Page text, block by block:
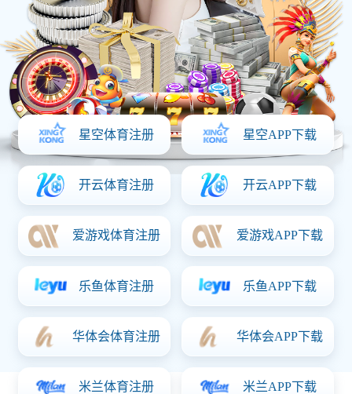
液晶显示器驱动板几种常见故障
2025.09.24
液晶显示器驱动板几种常见故障：
1：开机后初始化液晶显示器的开机设置画面。
2：检测输入视频信号，没有检测到信号则提示"无信号输入"，
或者分辨率不正常时提示“超出频率范围”等。
3：响应按键命令，根据猜球按键的命令修改寄存器的值，然后
把修改的值存入eeprom,例如猜球调了合适的亮度，以后就不用
（举例，比如按键失灵，按+ - menu auto等没反应的故障，刷
下程序一般都ok,还有很多画面颜色不正常的故障是因为eprom
入eeprom，故障就能解决）。
4：响应电源按键，如果现在是开机状态，那么按下电源按键后
就关闭了，现在是关机状态，那么按下电源按键就打开了。